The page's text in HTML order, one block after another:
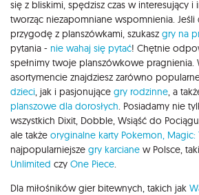
się z bliskimi, spędzisz czas w interesujący i
tworząc niezapomniane wspomnienia. Jeśli
przygodę z planszówkami, szukasz gry na
pytania - nie wahaj się pytać! Chętnie
spełnimy twoje planszówkowe pragnienia.
asortymencie znajdziesz zarówno
dzieci , jak i pasjonujące gry rodzinne , a
planszowe dla dorosłych . Posiadamy nie
wszystkich Dixit, Dobble, Wsiąść do
ale także oryginalne karty Pokemon, Magic:
najpopularniejsze gry karciane w Polsce,
Unlimited czy One Piece
Dla miłośników gier bitewnych, takich jak